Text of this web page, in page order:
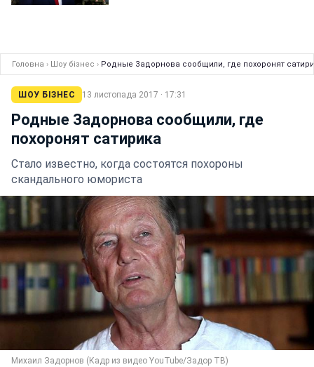
Головна › Шоу бізнес › Родные Задорнова сообщили, где похоронят
ШОУ БІЗНЕС 13 листопада 2017 · 17:31
Родные Задорнова сообщили, где
похоронят сатирика
Стало известно, когда состоятся похороны
скандального юмориста
Михаил Задорнов (Кадр из видео YouTube/Задор ТВ)